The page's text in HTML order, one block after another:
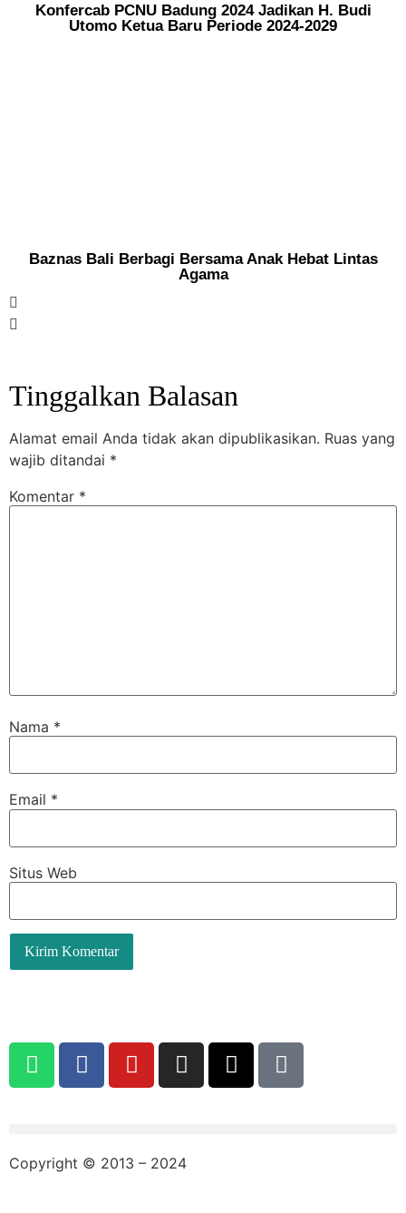
Konfercab PCNU Badung 2024 Jadikan H. Budi
Utomo Ketua Baru Periode 2024-2029
Baznas Bali Berbagi Bersama Anak Hebat Lintas
Agama
Tinggalkan Balasan
Alamat email Anda tidak akan dipublikasikan. Ruas yang
wajib ditandai *
Komentar *
Nama *
Email *
Situs Web
Copyright © 2013 – 2024